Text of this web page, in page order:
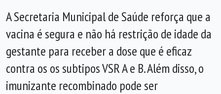
A Secretaria Municipal de Saúde reforça que a
vacina é segura e não há restrição de idade da
gestante para receber a dose que é eficaz
contra os os subtipos VSR A e B. Além disso, o
imunizante recombinado pode ser